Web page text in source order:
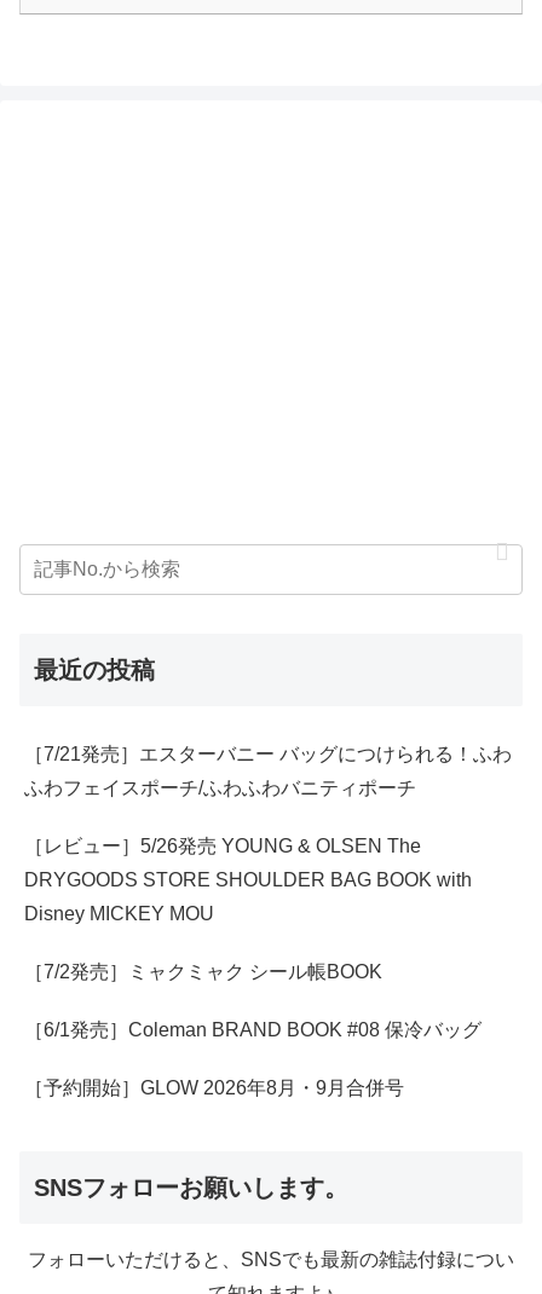
最近の投稿
［7/21発売］エスターバニー バッグにつけられる！ふわ
ふわフェイスポーチ/ふわふわバニティポーチ
［レビュー］5/26発売 YOUNG & OLSEN The
DRYGOODS STORE SHOULDER BAG BOOK with
Disney MICKEY MOU
［7/2発売］ミャクミャク シール帳BOOK
［6/1発売］Coleman BRAND BOOK #08 保冷バッグ
［予約開始］GLOW 2026年8月・9月合併号
SNSフォローお願いします。
フォローいただけると、SNSでも最新の雑誌付録につい